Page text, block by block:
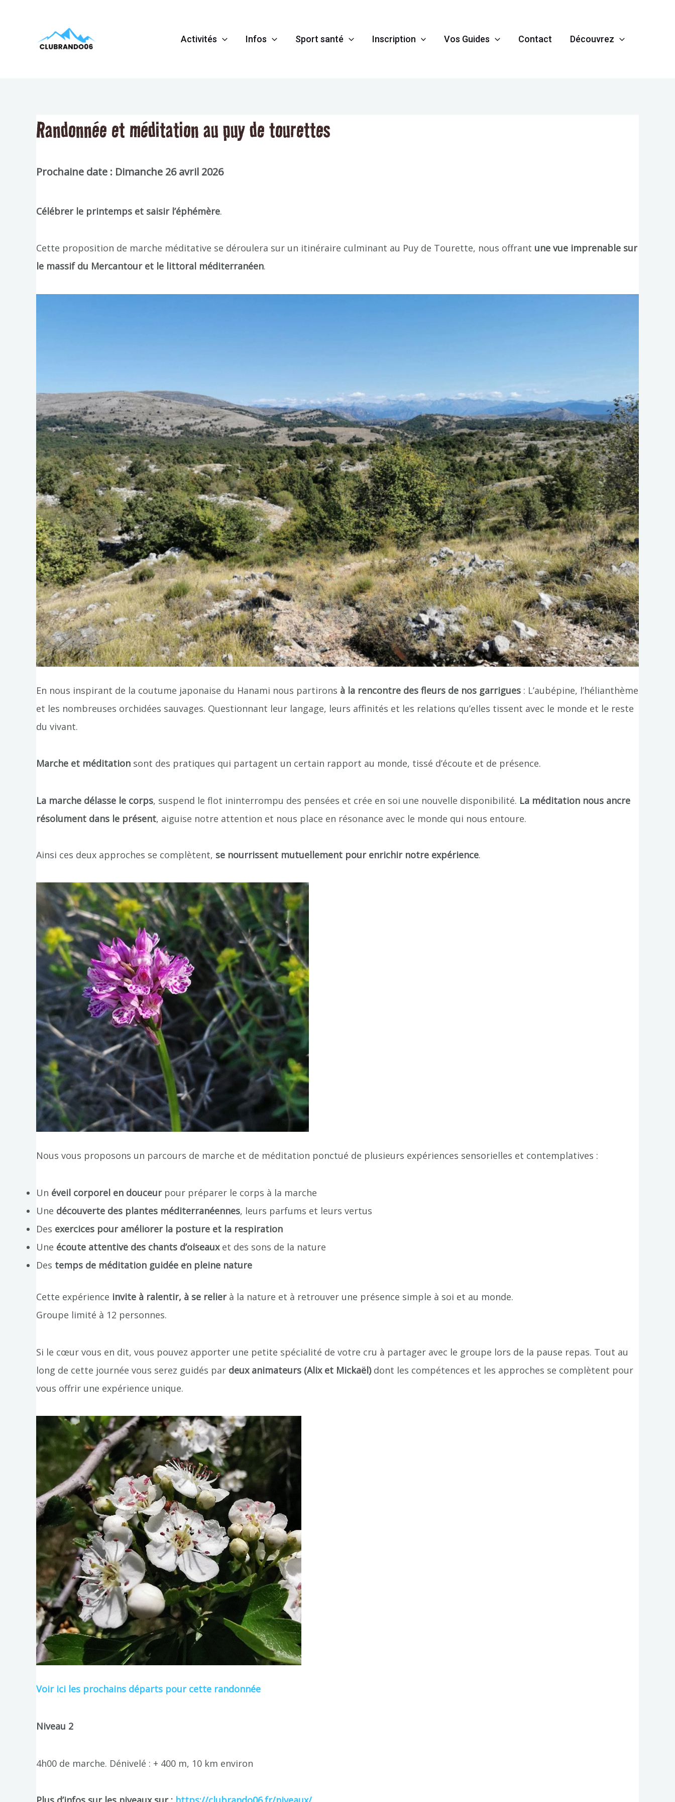
Activités Infos Sport santé Inscription Vos Guides Contact Découvrez
Randonnée et méditation au puy de tourettes
Prochaine date : Dimanche 26 avril 2026
Célébrer le printemps et saisir l’éphémère.
Cette proposition de marche méditative se déroulera sur un itinéraire culminant au Puy de Tourette, nous offrant une vue imprenable sur
le massif du Mercantour et le littoral méditerranéen.
En nous inspirant de la coutume japonaise du Hanami nous partirons à la rencontre des fleurs de nos garrigues : L’aubépine, l’hélianthème
et les nombreuses orchidées sauvages. Questionnant leur langage, leurs affinités et les relations qu’elles tissent avec le monde et le reste
du vivant.
Marche et méditation sont des pratiques qui partagent un certain rapport au monde, tissé d’écoute et de présence.
La marche délasse le corps, suspend le flot ininterrompu des pensées et crée en soi une nouvelle disponibilité. La méditation nous ancre
résolument dans le présent, aiguise notre attention et nous place en résonance avec le monde qui nous entoure.
Ainsi ces deux approches se complètent, se nourrissent mutuellement pour enrichir notre expérience.
Nous vous proposons un parcours de marche et de méditation ponctué de plusieurs expériences sensorielles et contemplatives :
Un éveil corporel en douceurpour préparer le corps à la marche
Une découverte des plantes méditerranéennes, leurs parfums et leurs vertus
Des exercices pour améliorer la posture et la respiration
Une écoute attentive des chants d’oiseauxet des sons de la nature
Des temps de méditation guidée en pleine nature
Cette expérience invite à ralentir, à se relierà la nature et à retrouver une présence simple à soi et au monde.
Groupe limité à 12 personnes.
Si le cœur vous en dit, vous pouvez apporter une petite spécialité de votre cru à partager avec le groupe lors de la pause repas. Tout au
long de cette journée vous serez guidés par deux animateurs (Alix et Mickaël) dont les compétences et les approches se complètent pour
vous offrir une expérience unique.
Voir ici les prochains départs pour cette randonnée
Niveau 2
4h00 de marche. Dénivelé : + 400 m, 10 km environ
de
l’article